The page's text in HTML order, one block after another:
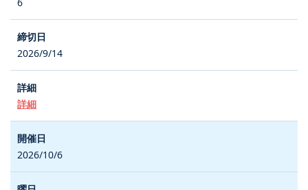
2026/9/14
詳細
2026/10/6